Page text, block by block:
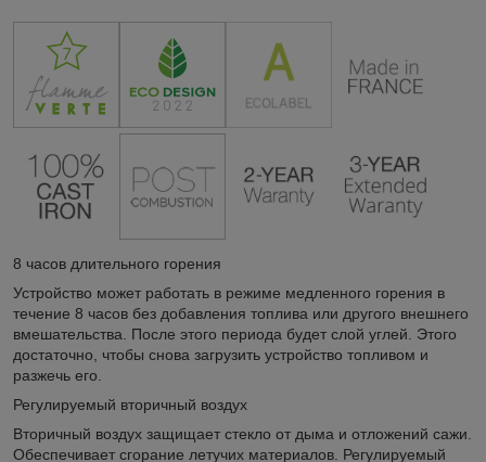
8 часов длительного горения
Устройство может работать в режиме медленного горения в
течение 8 часов без добавления топлива или другого внешнего
вмешательства. После этого периода будет слой углей. Этого
достаточно, чтобы снова загрузить устройство топливом и
разжечь его.
Регулируемый вторичный воздух
Вторичный воздух защищает стекло от дыма и отложений сажи.
Обеспечивает сгорание летучих материалов. Регулируемый